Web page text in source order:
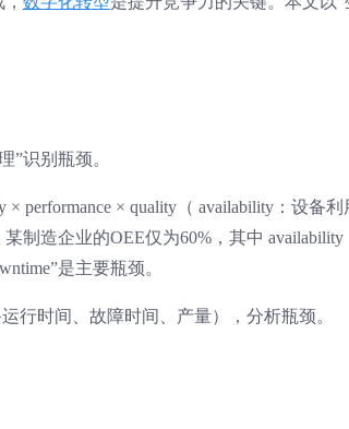
”识别瓶颈。
performance × quality（ availability：设备利
制造企业的OEE仅为60%，其中 availability
是主要瓶颈。
行时间、故障时间、产量），分析瓶颈。